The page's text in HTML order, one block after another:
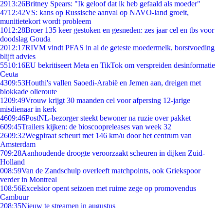
2913:26Britney Spears: "Ik geloof dat ik heb gefaald als moeder"
4712:42VS: kans op Russische aanval op NAVO-land groeit,
munitietekort wordt probleem
1012:28Broer 135 keer gestoken en gesneden: zes jaar cel en tbs voor
doodslag Gouda
2012:17RIVM vindt PFAS in al de geteste moedermelk, borstvoeding
blijft advies
5510:16EU bekritiseert Meta en TikTok om verspreiden desinformatie
Ceuta
4309:53Houthi's vallen Saoedi-Arabië en Jemen aan, dreigen met
blokkade olieroute
1209:49Vrouw krijgt 30 maanden cel voor afpersing 12-jarige
misdienaar in kerk
4609:46PostNL-bezorger steekt bewoner na ruzie over pakket
609:45Trailers kijken: de bioscoopreleases van week 32
2609:32Wegpiraat scheurt met 146 km/u door het centrum van
Amsterdam
709:28Aanhoudende droogte veroorzaakt scheuren in dijken Zuid-
Holland
008:59Van de Zandschulp overleeft matchpoints, ook Griekspoor
verder in Montreal
108:56Excelsior opent seizoen met ruime zege op promovendus
Cambuur
208:35Nieuw te streamen in augustus